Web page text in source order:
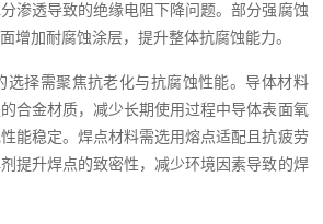
渗透导致的绝缘电阻下降问题。部分强腐蚀
增加耐腐蚀涂层，提升整体抗腐蚀能力。
选择需聚焦抗老化与抗腐蚀性能。导体材料
合金材质，减少长期使用过程中导体表面氧
能稳定。焊点材料需选用熔点适配且抗疲劳
提升焊点的致密性，减少环境因素导致的焊